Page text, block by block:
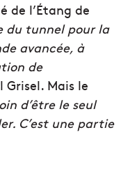
de l’Étang de
du tunnel pour la
avancée, à
de
Grisel. Mais le
d’être le seul
C’est une partie